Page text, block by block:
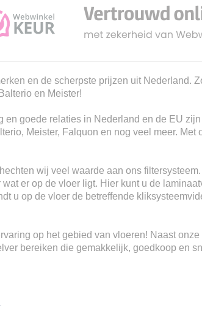
en de scherpste prijzen uit Nederland.
en Meister!
en goede relaties in Nederland en de EU
Meister, Falquon en nog veel meer.
wij veel waarde aan ons
er op de vloer ligt. Hier kunt u de
u op de vloer de betreffende
op het gebied van vloeren! Naast
bereiken die gemakkelijk, goedkoop en